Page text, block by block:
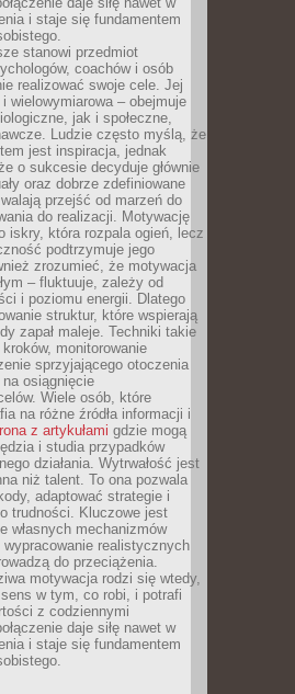
i staje się fundamentem
stanowi przedmiot
coachów i osób
realizować swoje cele. Jej
wielowymiarowa – obejmuje
jak i społeczne,
Ludzie często myślą, że
jest inspiracja, jednak
o sukcesie decyduje głównie
oraz dobrze zdefiniowane
przejść od marzeń do
do realizacji. Motywację
iskry, która rozpala ogień, lecz
podtrzymuje jego
zrozumieć, że motywacja
– fluktuuje, zależy od
i poziomu energii. Dlatego
struktur, które wspierają
zapał maleje. Techniki takie
monitorowanie
sprzyjającego otoczenia
osiągnięcie
Wiele osób, które
na różne źródła informacji i
z artykułami gdzie mogą
i studia przypadków
działania. Wytrwałość jest
niż talent. To ona pozwala
adaptować strategie i
trudności. Kluczowe jest
własnych mechanizmów
realistycznych
do przeciążenia.
motywacja rodzi się wtedy,
w tym, co robi, i potrafi
z codziennymi
daje siłę nawet w
i staje się fundamentem